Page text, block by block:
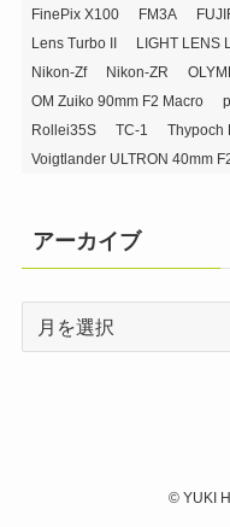
FinePix X100
FM3A
Lens Turbo II
LIGHT LENS
Nikon-Zf
Nikon-ZR
OM Zuiko 90mm F2 Macro
Rollei35S
TC-1
Thypoch
Voigtlander ULTRON 40mm
アーカイブ
© YUKI